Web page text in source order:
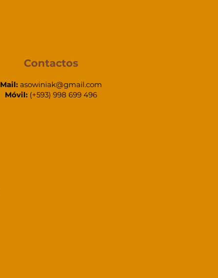
Contactos
Mail: asowiniak@gmail.com
Móvil: (+593) 998 699 496